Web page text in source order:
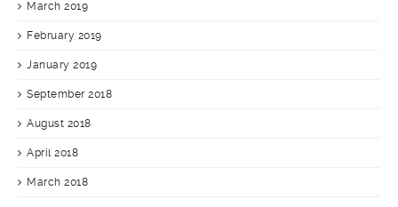
March 2019
February 2019
January 2019
September 2018
August 2018
April 2018
March 2018